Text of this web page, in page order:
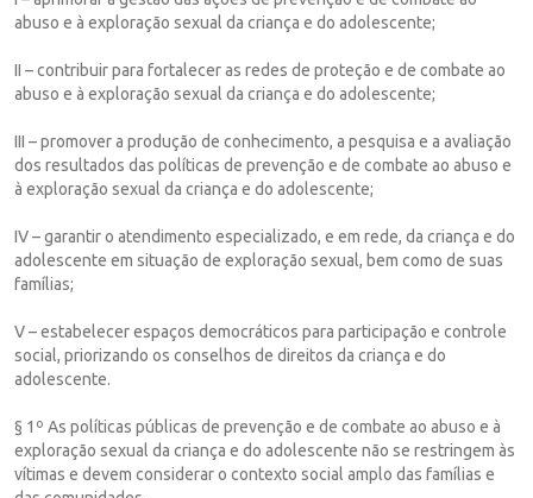
abuso e à exploração sexual da criança e do adolescente;
II – contribuir para fortalecer as redes de proteção e de combate ao
abuso e à exploração sexual da criança e do adolescente;
III – promover a produção de conhecimento, a pesquisa e a avaliação
dos resultados das políticas de prevenção e de combate ao abuso e
à exploração sexual da criança e do adolescente;
IV – garantir o atendimento especializado, e em rede, da criança e do
adolescente em situação de exploração sexual, bem como de suas
famílias;
V – estabelecer espaços democráticos para participação e controle
social, priorizando os conselhos de direitos da criança e do
adolescente.
§ 1º As políticas públicas de prevenção e de combate ao abuso e à
exploração sexual da criança e do adolescente não se restringem às
vítimas e devem considerar o contexto social amplo das famílias e